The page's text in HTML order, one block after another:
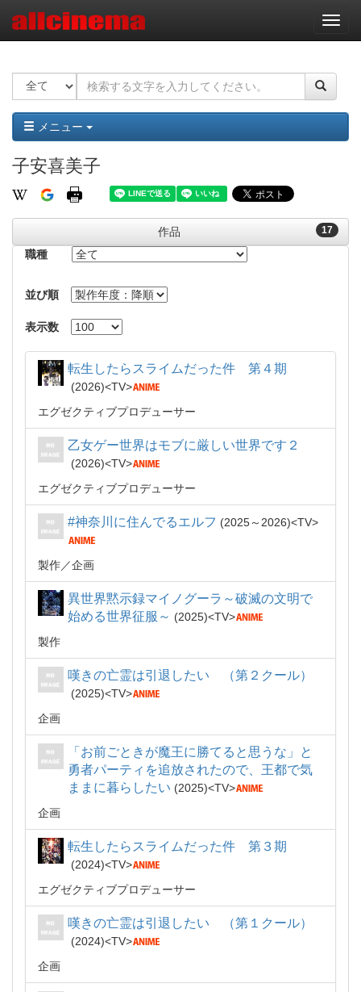
ナ
ビ
ー
ョ
ン
メニュー
子安喜美子
17
作品
職種
並び順
表示数
転生したらスライムだった件 第４期
2026
TV
エグゼクティブプロデューサー
乙女ゲー世界はモブに厳しい世界です２
2026
TV
エグゼクティブプロデューサー
#神奈川に住んでるエルフ 2025～2026 TV
製作 企画
異世界黙示録マイノグーラ～破滅の文明で
始める世界征服～
2025
TV
製作
嘆きの亡霊は引退したい （第２クール）
2025
TV
企画
「お前ごときが魔王に勝てると思うな」と
勇者パーティを追放されたので、王都で気
ままに暮らしたい
2025
TV
企画
転生したらスライムだった件 第３期
2024
TV
エグゼクティブプロデューサー
嘆きの亡霊は引退したい （第１クール）
2024
TV
企画